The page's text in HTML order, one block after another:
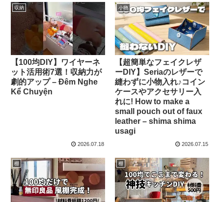
収納
【100均DIY】ワイヤーネ
ット活用術7選！収納力が
劇的アップ – Đêm Nghe
Kể Chuyện
2026.07.18
小物
【超簡単なフェイクレザ
ーDIY】Seriaのレザーで
縫わずに小物入れ♪コイン
ケースやアクセサリー入
れに! How to make a
small pouch out of faux
leather – shima shima
usagi
2026.07.15
棚 棚